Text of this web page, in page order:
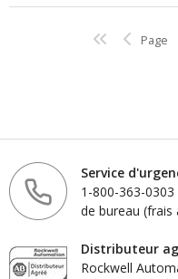
Page
Service
1-800-363-
de bureau (frais
Distributeur
Rockwell